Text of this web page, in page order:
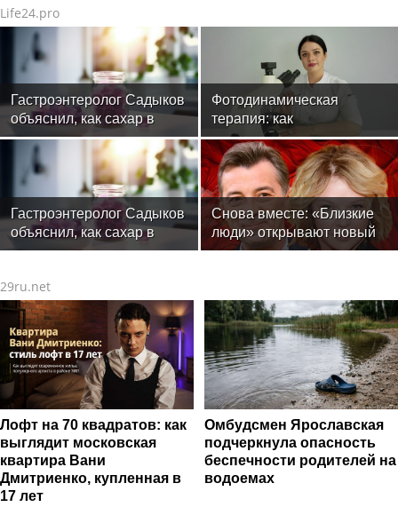
Life24.pro
Гастроэнтеролог Садыков
объяснил, как сахар в
рационе ускоряет
изнашивание тканей
Фотодинамическая
терапия: как
современные технологии
меняют подход к лечению
онкологии
Гастроэнтеролог Садыков
объяснил, как сахар в
рационе ускоряет
Снова вместе: «Близкие
люди» открывают новый
театральный сезон
29ru.net
Лофт на 70 квадратов: как
выглядит московская
квартира Вани
Дмитриенко, купленная в
17 лет
Омбудсмен Ярославская
подчеркнула опасность
беспечности родителей на
водоемах